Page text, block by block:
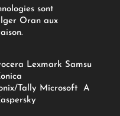
sont
Oran aux
Lexmark Samsu
Tally Microsoft
A